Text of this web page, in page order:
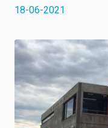
Over ons
Over ons
Official Partner TEGO
Werken bij
Contact
FAQ
Shop
18-06-2021